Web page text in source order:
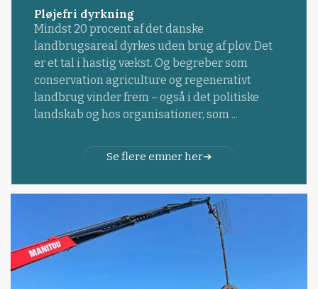
Pløjefri dyrkning
Mindst 20 procent af det danske
landbrugsareal dyrkes uden brug af plov. Det
er et tal i hastig vækst. Og begreber som
conservation agriculture og regenerativt
landbrug vinder frem – også i det politiske
landskab og hos organisationer, som ...
Se flere emner her